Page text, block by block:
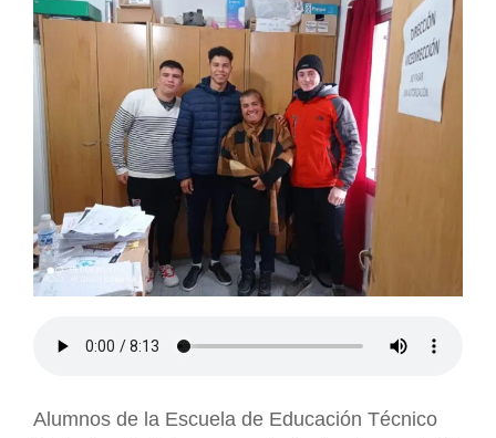
Alumnos de la Escuela de Educación Técnico